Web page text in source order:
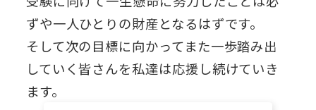
ずや一人ひとりの財産となるはずです。
そして次の目標に向かってまた一歩踏み出
していく皆さんを私達は応援し続けていき
ます。